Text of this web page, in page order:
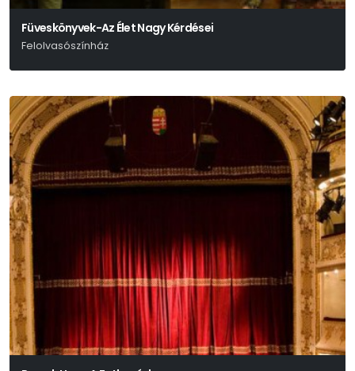
Füveskönyvek-Az Élet Nagy Kérdései
Felolvasószínház